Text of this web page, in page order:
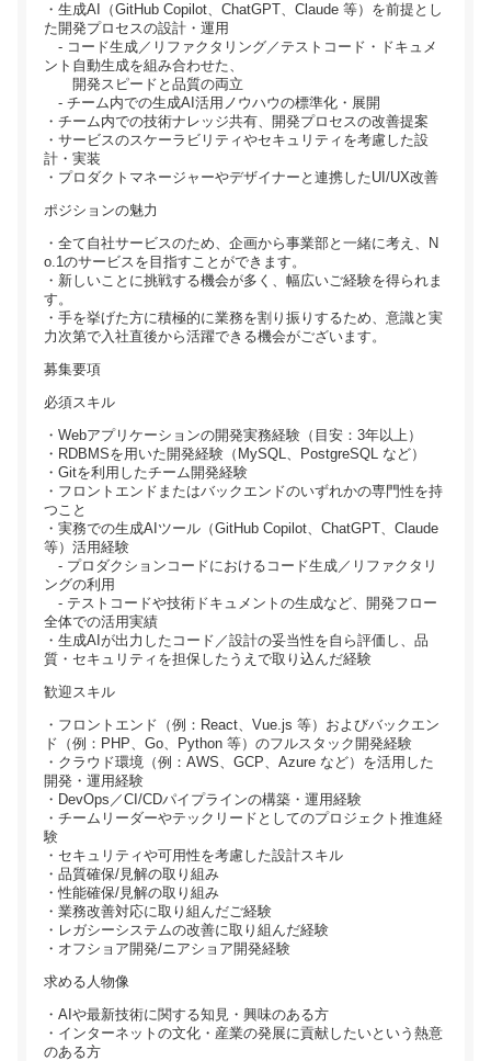
・生成AI（GitHub Copilot、ChatGPT、Claude 等）を前提とし
た開発プロセスの設計・運用
- コード生成／リファクタリング／テストコード・ドキュメ
ント自動生成を組み合わせた、
開発スピードと品質の両立
- チーム内での生成AI活用ノウハウの標準化・展開
・チーム内での技術ナレッジ共有、開発プロセスの改善提案
・サービスのスケーラビリティやセキュリティを考慮した設
計・実装
・プロダクトマネージャーやデザイナーと連携したUI/UX改善
ポジションの魅力
・全て自社サービスのため、企画から事業部と一緒に考え、N
o.1のサービスを目指すことができます。
・新しいことに挑戦する機会が多く、幅広いご経験を得られま
す。
・手を挙げた方に積極的に業務を割り振りするため、意識と実
力次第で入社直後から活躍できる機会がございます。
募集要項
必須スキル
・Webアプリケーションの開発実務経験（目安：3年以上）
・RDBMSを用いた開発経験（MySQL、PostgreSQL など）
・Gitを利用したチーム開発経験
・フロントエンドまたはバックエンドのいずれかの専門性を持
つこと
・実務での生成AIツール（GitHub Copilot、ChatGPT、Claude
等）活用経験
- プロダクションコードにおけるコード生成／リファクタリ
ングの利用
- テストコードや技術ドキュメントの生成など、開発フロー
全体での活用実績
・生成AIが出力したコード／設計の妥当性を自ら評価し、品
質・セキュリティを担保したうえで取り込んだ経験
歓迎スキル
・フロントエンド（例：React、Vue.js 等）およびバックエン
ド（例：PHP、Go、Python 等）のフルスタック開発経験
・クラウド環境（例：AWS、GCP、Azure など）を活用した
開発・運用経験
・DevOps／CI/CDパイプラインの構築・運用経験
・チームリーダーやテックリードとしてのプロジェクト推進経
験
・セキュリティや可用性を考慮した設計スキル
・品質確保/見解の取り組み
・性能確保/見解の取り組み
・業務改善対応に取り組んだご経験
・レガシーシステムの改善に取り組んだ経験
・オフショア開発/ニアショア開発経験
求める人物像
・AIや最新技術に関する知見・興味のある方
・インターネットの文化・産業の発展に貢献したいという熱意
のある方